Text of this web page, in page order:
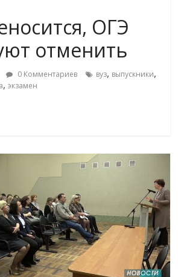
ОГЭ
отменить
0 Комментариев вуз, выпускники,
,экзамен